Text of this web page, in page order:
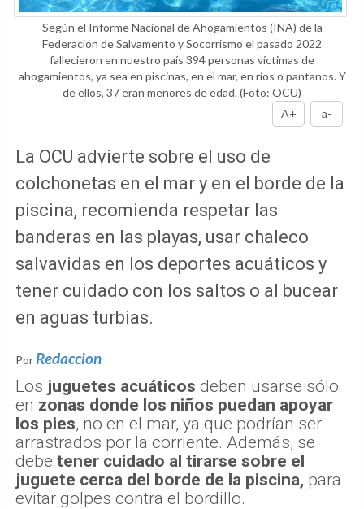
Según el Informe Nacional de Ahogamientos (INA) de la
Federación de Salvamento y Socorrismo el pasado 2022
fallecieron en nuestro país 394 personas víctimas de
ahogamientos, ya sea en piscinas, en el mar, en ríos o pantanos. Y
de ellos, 37 eran menores de edad.(Foto: OCU)
A+
a-
La OCU advierte sobre el uso de
colchonetas en el mar y en el borde de la
piscina, recomienda respetar las
banderas en las playas, usar chaleco
salvavidas en los deportes acuáticos y
tener cuidado con los saltos o al bucear
en aguas turbias.
Por Redaccion
Los juguetes acuáticos deben usarse sólo
en zonas donde los niños puedan apoyar
los pies, no en el mar, ya que podrían ser
arrastrados por la corriente. Además, se
debe tener cuidado al tirarse sobre el
juguete cerca del borde de la piscina, para
evitar golpes contra el bordillo.